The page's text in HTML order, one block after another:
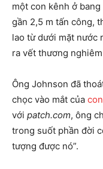
một con kênh ở
gần 2,5 m tấn công,
lao từ dưới mặt nước
ra vết thương
Ông Johnson đã
chọc vào mắt của
với patch.com, ông
trong suốt phần đời
tượng được nó”.